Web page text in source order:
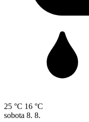
25 °C 16 °C
sobota 8. 8.